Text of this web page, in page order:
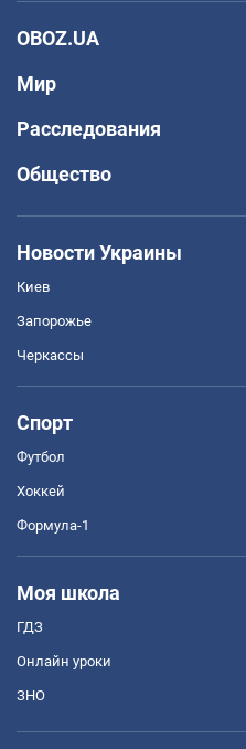
OBOZ.UA
Мир
Расследования
Общество
Новости Украины
Киев
Запорожье
Черкассы
Спорт
Футбол
Хоккей
Формула-1
Моя школа
ГДЗ
Онлайн уроки
ЗНО